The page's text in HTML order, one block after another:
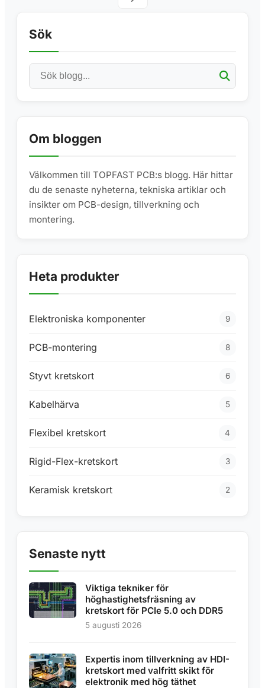
Sök
Om bloggen
Välkommen till TOPFAST PCB:s blogg. Här hittar
du de senaste nyheterna, tekniska artiklar och
insikter om PCB-design, tillverkning och
montering.
Heta produkter
Elektroniska komponenter 9
PCB-montering 8
Styvt kretskort 6
Kabelhärva 5
Flexibel kretskort 4
Rigid-Flex-kretskort 3
Keramisk kretskort 2
Senaste nytt
Viktiga tekniker för
höghastighetsfräsning av
kretskort för PCIe 5.0 och DDR5
5 augusti 2026
Expertis inom tillverkning av HDI-
kretskort med valfritt skikt för
elektronik med hög täthet